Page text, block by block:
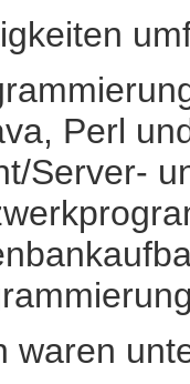
Perl
Server-
waren